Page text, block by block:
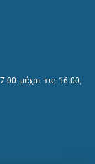
μέχρι τις 16:00,